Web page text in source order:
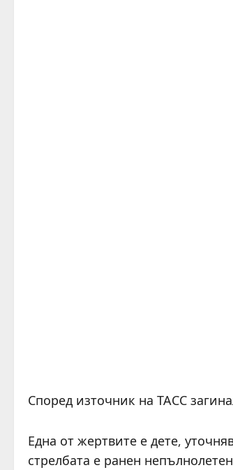
Според източник на ТАСС
Една от жертвите е дете,
стрелбата е ранен